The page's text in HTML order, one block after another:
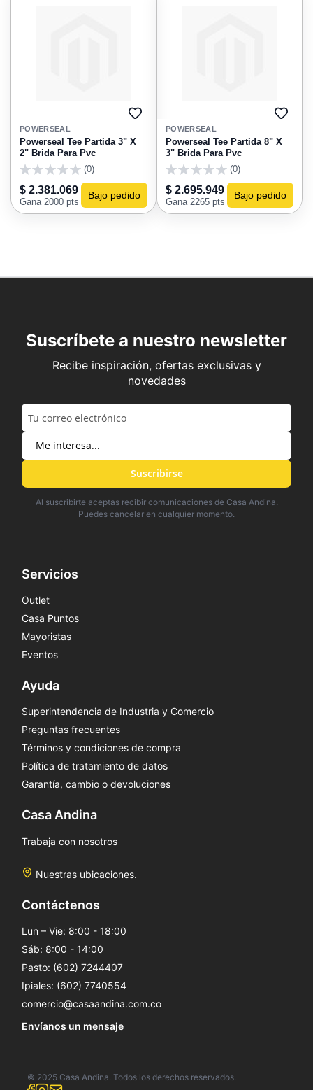
AGREGAR
FAVORITOS
POWERSEAL
Powerseal Tee Partida 3" X
2" Brida Para Pvc
(0)
$ 2.381.069
Gana 2000 pts
Bajo pedido
POWERSEAL
Powerseal Tee Partida 8" X
3" Brida Para Pvc
(0)
$ 2.695.949
Gana 2265 pts
Bajo pedido
Suscríbete a nuestro newsletter
Recibe inspiración, ofertas exclusivas y
novedades
Suscribirse
Al suscribirte aceptas recibir comunicaciones de Casa Andina.
Puedes cancelar en cualquier momento.
Servicios
Outlet
Casa Puntos
Mayoristas
Eventos
Ayuda
Superintendencia de Industria y Comercio
Preguntas frecuentes
Términos y condiciones de compra
Política de tratamiento de datos
Garantía, cambio o devoluciones
Casa Andina
Trabaja con nosotros
Nuestras ubicaciones.
Contáctenos
Lun – Vie: 8:00 - 18:00
Sáb: 8:00 - 14:00
Pasto: (602) 7244407
Ipiales: (602) 7740554
comercio@casaandina.com.co
Envíanos un mensaje
© 2025 Casa Andina. Todos los derechos reservados.